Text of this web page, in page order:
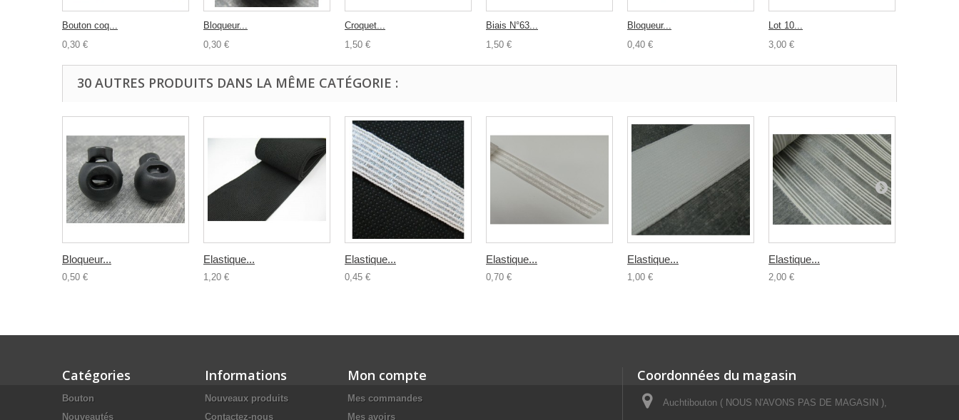
Bouton coq...
0,30 €
Bloqueur...
0,30 €
Croquet...
1,50 €
Biais N°63...
1,50 €
Bloqueur...
0,40 €
Lot 10...
3,00 €
30 AUTRES PRODUITS DANS LA MÊME CATÉGORIE :
Bloqueur...
0,50 €
Elastique...
1,20 €
Elastique...
0,45 €
Elastique...
0,70 €
Elastique...
1,00 €
Elastique...
2,00 €
Catégories
Bouton
Nouveautés
Informations
Nouveaux produits
Contactez-nous
Mon compte
Mes commandes
Mes avoirs
Coordonnées du magasin
Auchtibouton ( NOUS N'AVONS PAS DE MAGASIN ),